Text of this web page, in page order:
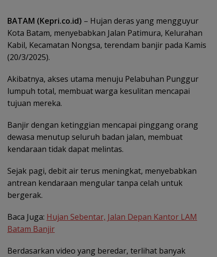
BATAM (Kepri.co.id) – Hujan deras yang mengguyur
Kota Batam, menyebabkan Jalan Patimura, Kelurahan
Kabil, Kecamatan Nongsa, terendam banjir pada Kamis
(20/3/2025).
Akibatnya, akses utama menuju Pelabuhan Punggur
lumpuh total, membuat warga kesulitan mencapai
tujuan mereka.
Banjir dengan ketinggian mencapai pinggang orang
dewasa menutup seluruh badan jalan, membuat
kendaraan tidak dapat melintas.
Sejak pagi, debit air terus meningkat, menyebabkan
antrean kendaraan mengular tanpa celah untuk
bergerak.
Baca Juga: Hujan Sebentar, Jalan Depan Kantor LAM
Batam Banjir
Berdasarkan video yang beredar, terlihat banyak